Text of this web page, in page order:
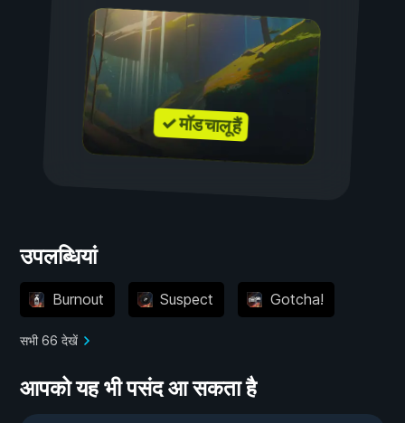
✓ मॉड चालू हैं
उपलब्धियां
Burnout Suspect Gotcha!
सभी 66 देखें
आपको यह भी पसंद आ सकता है